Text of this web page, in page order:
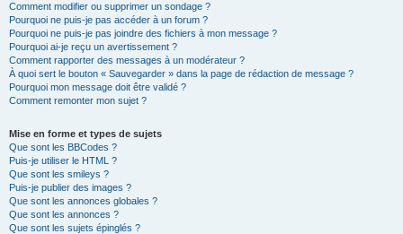
Comment modifier ou supprimer un sondage ?
Pourquoi ne puis-je pas accéder à un forum ?
Pourquoi ne puis-je pas joindre des fichiers à mon message ?
Pourquoi ai-je reçu un avertissement ?
Comment rapporter des messages à un modérateur ?
À quoi sert le bouton « Sauvegarder » dans la page de rédaction de message ?
Pourquoi mon message doit être validé ?
Comment remonter mon sujet ?
Mise en forme et types de sujets
Que sont les BBCodes ?
Puis-je utiliser le HTML ?
Que sont les smileys ?
Puis-je publier des images ?
Que sont les annonces globales ?
Que sont les annonces ?
Que sont les sujets épinglés ?